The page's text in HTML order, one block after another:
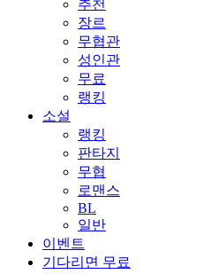
추천
장르
무협관
성인관
무료
랭킹
소설
랭킹
판타지
무협
로맨스
BL
일반
이벤트
기다리면 무료